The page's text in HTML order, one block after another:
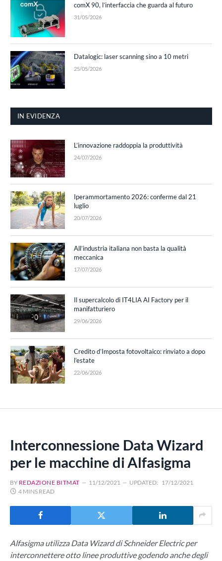
comX 90, l’interfaccia che guarda al futuro
31/05/2026
Datalogic: laser scanning sino a 10 metri
25/05/2026
IN EVIDENZA
L’innovazione raddoppia la produttività
24/07/2026
Iperammortamento 2026: conferme dal 21
luglio
20/07/2026
All’industria italiana non basta la qualità
meccanica
17/07/2026
Il supercalcolo di IT4LIA AI Factory per il
manifatturiero
29/06/2026
Credito d’Imposta fotovoltaico: rinviato a dopo
l’estate
22/06/2026
Interconnessione Data Wizard
per le macchine di Alfasigma
BY REDAZIONE BITMAT 11/12/2021 UPDATED: 17/12/2021
4 MINS READ
Alfasigma utilizza Data Wizard di Schneider Electric per
interconnettere otto linee produttive godendo anche degli